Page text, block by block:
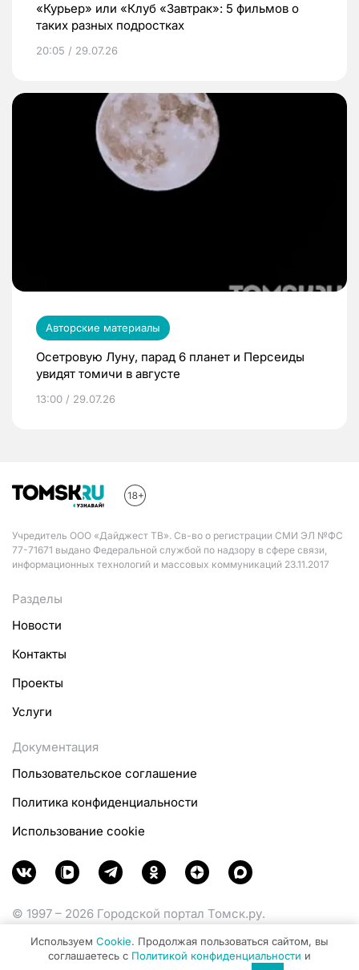
«Курьер» или «Клуб «Завтрак»: 5 фильмов о
таких разных подростках
20:05 / 29.07.26
Авторские материалы
Осетровую Луну, парад 6 планет и Персеиды
увидят томичи в августе
13:00 / 29.07.26
Учредитель ООО «Дайджест ТВ». Св-во о регистрации СМИ ЭЛ №ФС
77-71671 выдано Федеральной службой по надзору в сфере связи,
информационных технологий и массовых коммуникаций 23.11.2017
Разделы
Новости
Контакты
Проекты
Услуги
Документация
Пользовательское соглашение
Политика конфиденциальности
Использование cookie
© 1997 – 2026 Городской портал Томск.ру.
Министерства цифрового развития, связи и массовых
коммуникаций Российской Федерации.
Используем Cookie. Продолжая пользоваться сайтом, вы
соглашаетесь с Политикой конфиденциальности и